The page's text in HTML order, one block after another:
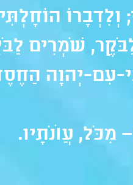
וְלִדְבָרוֹ
שֹׁמְרִים
עִם-יְהוָה
עֲוֺנֹתָיו.